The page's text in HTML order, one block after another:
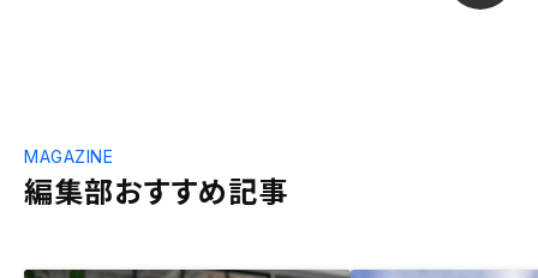
編集部おすすめ記事
MAGAZINE